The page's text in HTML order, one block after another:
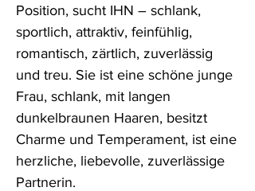
Position, sucht IHN – schlank,
sportlich, attraktiv, feinfühlig,
romantisch, zärtlich, zuverlässig
und treu. Sie ist eine schöne junge
Frau, schlank, mit langen
dunkelbraunen Haaren, besitzt
Charme und Temperament, ist eine
herzliche, liebevolle, zuverlässige
Partnerin.